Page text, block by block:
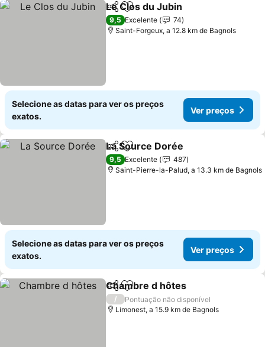
PartilharAdicionar aos favoritos
Le Clos du Jubin
9,5 Excelente
74
Saint-Forgeux, a 12.8 km de Bagnols
Selecione as datas para ver os preços
exatos.
Ver preços
PartilharAdicionar aos favoritos
La Source Dorée
9,5 Excelente
487
Saint-Pierre-la-Palud, a 13.3 km de Bagnols
Selecione as datas para ver os preços
exatos.
Ver preços
PartilharAdicionar aos favoritos
Chambre d hôtes
/
Pontuação não disponível
Limonest, a 15.9 km de Bagnols